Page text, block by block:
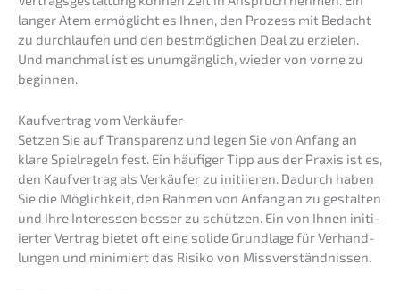
langer Atem ermög­licht es Ihnen, den Prozess mit Bedacht
zu durch­lau­fen und den bestmög­li­chen Deal zu erzie­len.
Und manch­mal ist es unumgäng­lich, wieder von vorne zu
beginnen.
Kaufver­trag vom Verkäufer
Setzen Sie auf Trans­pa­renz und legen Sie von Anfang an
klare Spiel­re­geln fest. Ein häufi­ger Tipp aus der Praxis ist es,
den Kaufver­trag als Verkäu­fer zu initi­ie­ren. Dadurch haben
Sie die Möglich­keit, den Rahmen von Anfang an zu gestal­ten
und Ihre Inter­es­sen besser zu schüt­zen. Ein von Ihnen initi­
ier­ter Vertrag bietet oft eine solide Grund­la­ge für Verhand­
lun­gen und minimiert das Risiko von Missverständnissen.